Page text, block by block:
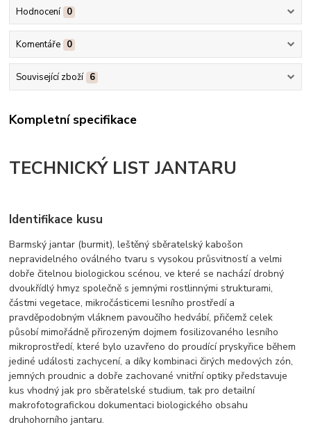
Hodnocení 0
Komentáře 0
Související zboží 6
Kompletní specifikace
TECHNICKÝ LIST JANTARU
Identifikace kusu
Barmský jantar (burmit), leštěný sběratelský kabošon
nepravidelného oválného tvaru s vysokou průsvitností a velmi
dobře čitelnou biologickou scénou, ve které se nachází drobný
dvoukřídlý hmyz společně s jemnými rostlinnými strukturami,
částmi vegetace, mikročásticemi lesního prostředí a
pravděpodobným vláknem pavoučího hedvábí, přičemž celek
působí mimořádně přirozeným dojmem fosilizovaného lesního
mikroprostředí, které bylo uzavřeno do proudící pryskyřice během
jediné události zachycení, a díky kombinaci čirých medových zón,
jemných proudnic a dobře zachované vnitřní optiky představuje
kus vhodný jak pro sběratelské studium, tak pro detailní
makrofotografickou dokumentaci biologického obsahu
druhohorního jantaru.